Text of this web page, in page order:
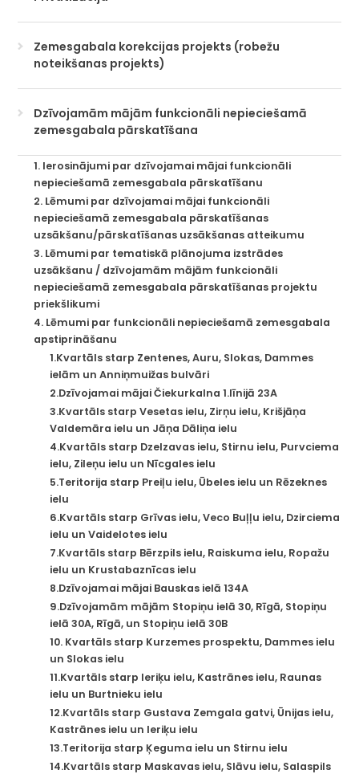
Zemesgabala korekcijas projekts (robežu
noteikšanas projekts)
Dzīvojamām mājām funkcionāli nepieciešamā
zemesgabala pārskatīšana
1. Ierosinājumi par dzīvojamai mājai funkcionāli
nepieciešamā zemesgabala pārskatīšanu
2. Lēmumi par dzīvojamai mājai funkcionāli
nepieciešamā zemesgabala pārskatīšanas
uzsākšanu/pārskatīšanas uzsākšanas atteikumu
3. Lēmumi par tematiskā plānojuma izstrādes
uzsākšanu / dzīvojamām mājām funkcionāli
nepieciešamā zemesgabala pārskatīšanas projektu
priekšlikumi
4. Lēmumi par funkcionāli nepieciešamā zemesgabala
apstiprināšanu
1.Kvartāls starp Zentenes, Auru, Slokas, Dammes
ielām un Anniņmuižas bulvāri
2.Dzīvojamai mājai Čiekurkalna 1.līnijā 23A
3.Kvartāls starp Vesetas ielu, Zirņu ielu, Krišjāņa
Valdemāra ielu un Jāņa Dāliņa ielu
4.Kvartāls starp Dzelzavas ielu, Stirnu ielu, Purvciema
ielu, Zileņu ielu un Nīcgales ielu
5.Teritorija starp Preiļu ielu, Ūbeles ielu un Rēzeknes
ielu
6.Kvartāls starp Grīvas ielu, Veco Buļļu ielu, Dzirciema
ielu un Vaidelotes ielu
7.Kvartāls starp Bērzpils ielu, Raiskuma ielu, Ropažu
ielu un Krustabaznīcas ielu
8.Dzīvojamai mājai Bauskas ielā 134A
9.Dzīvojamām mājām Stopiņu ielā 30, Rīgā, Stopiņu
ielā 30A, Rīgā, un Stopiņu ielā 30B
10. Kvartāls starp Kurzemes prospektu, Dammes ielu
un Slokas ielu
11.Kvartāls starp Ieriķu ielu, Kastrānes ielu, Raunas
ielu un Burtnieku ielu
12.Kvartāls starp Gustava Zemgala gatvi, Ūnijas ielu,
Kastrānes ielu un Ieriķu ielu
13.Teritorija starp Ķeguma ielu un Stirnu ielu
14.Kvartāls starp Maskavas ielu, Slāvu ielu, Salaspils